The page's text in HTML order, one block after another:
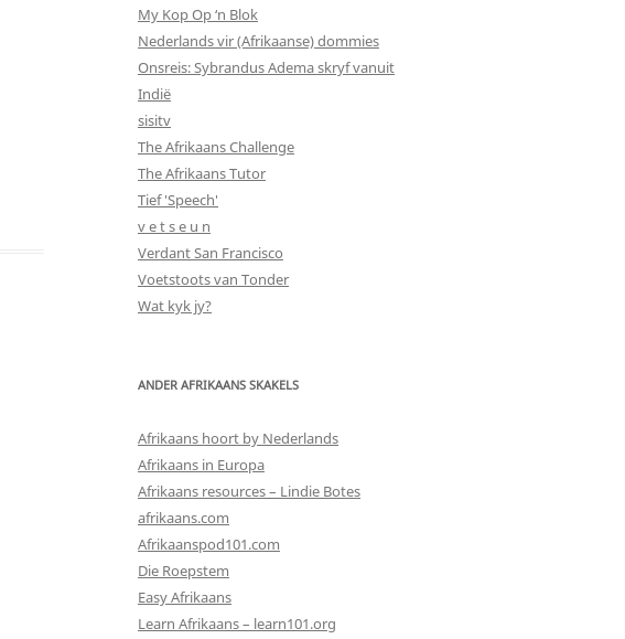
My Kop Op ‘n Blok
Nederlands vir (Afrikaanse) dommies
Onsreis: Sybrandus Adema skryf vanuit
Indië
sisitv
The Afrikaans Challenge
The Afrikaans Tutor
Tief 'Speech'
v e t s e u n
Verdant San Francisco
Voetstoots van Tonder
Wat kyk jy?
ANDER AFRIKAANS SKAKELS
Afrikaans hoort by Nederlands
Afrikaans in Europa
Afrikaans resources – Lindie Botes
afrikaans.com
Afrikaanspod101.com
Die Roepstem
Easy Afrikaans
Learn Afrikaans – learn101.org